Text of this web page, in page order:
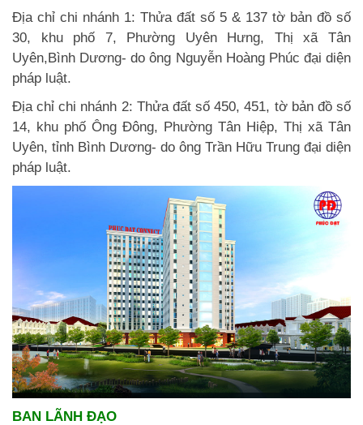
Địa chỉ chi nhánh 1: Thửa đất số 5 & 137 tờ bản đồ số
30, khu phố 7, Phường Uyên Hưng, Thị xã Tân
Uyên,Bình Dương- do ông Nguyễn Hoàng Phúc đại diện
pháp luật.
Địa chỉ chi nhánh 2: Thửa đất số 450, 451, tờ bản đồ số
14, khu phố Ông Đông, Phường Tân Hiệp, Thị xã Tân
Uyên, tỉnh Bình Dương- do ông Trần Hữu Trung đại diện
pháp luật.
BAN LÃNH ĐẠO